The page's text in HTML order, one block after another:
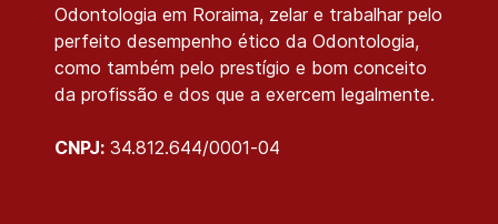
Odontologia em Roraima, zelar e trabalhar pelo
perfeito desempenho ético da Odontologia,
como também pelo prestígio e bom conceito
da profissão e dos que a exercem legalmente.
CNPJ: 34.812.644/0001-04